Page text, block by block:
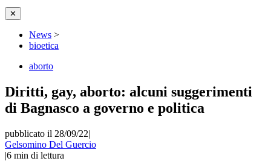
✕
News >
bioetica
aborto
Diritti, gay, aborto: alcuni suggerimenti
di Bagnasco a governo e politica
pubblicato il 28/09/22|
Gelsomino Del Guercio
|6 min di lettura